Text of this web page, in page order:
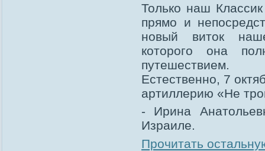
Только наш
прямо и
новый виток
которого она
путешествием.
Естественно, 7
артиллерию «Не
- Ирина
Израиле.
Прочитать